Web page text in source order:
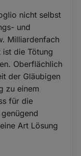
nicht selbst
und
Milliardenfach
ist die Tötung
Oberflächlich
der Gläubigen
zu einem
für die
Art Lösung